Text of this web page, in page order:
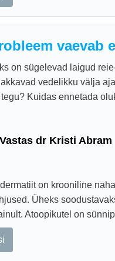
vaevab
on sügelevad laigud
vedelikku välja
Kuidas ennetada
Vastas dr Kristi Abram
on krooniline
Üheks
Atoopikutel on